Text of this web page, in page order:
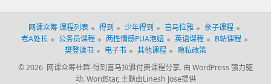
网课众筹 课程列表 得到 少年得到 喜马拉雅
亲子课程
老A处长
公务员课程 两性情感PUA泡妞 英语课程
B站课程
樊登读书
电子书 其他课程
隐私政策
© 2026 网课众筹社群-得到喜马拉雅付费课程分享. 由 WordPress 强力驱
动. WordStar, 主题由Linesh Jose提供